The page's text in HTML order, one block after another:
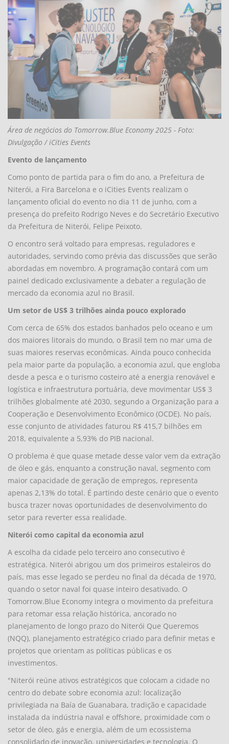
Área de negócios do Tomorrow.Blue Economy 2025 - Foto:
Divulgação / iCities Events
Evento de lançamento
Como ponto de partida para o fim do ano, a Prefeitura de
Niterói, a Fira Barcelona e o iCities Events realizam o
lançamento oficial do evento no dia 11 de junho, com a
presença do prefeito Rodrigo Neves e do Secretário Executivo
da Prefeitura de Niterói, Felipe Peixoto.
O encontro será voltado para empresas, reguladores e
autoridades, servindo como prévia das discussões que serão
abordadas em novembro. A programação contará com um
painel dedicado exclusivamente a debater a regulação de
mercado da economia azul no Brasil.
Um setor de US$ 3 trilhões ainda pouco explorado
Com cerca de 65% dos estados banhados pelo oceano e um
dos maiores litorais do mundo, o Brasil tem no mar uma de
suas maiores reservas econômicas. Ainda pouco conhecida
pela maior parte da população, a economia azul, que engloba
desde a pesca e o turismo costeiro até a energia renovável e
logística e infraestrutura portuária, deve movimentar US$ 3
trilhões globalmente até 2030, segundo a Organização para a
Cooperação e Desenvolvimento Econômico (OCDE). No país,
esse conjunto de atividades faturou R$ 415,7 bilhões em
2018, equivalente a 5,93% do PIB nacional.
O problema é que quase metade desse valor vem da extração
de óleo e gás, enquanto a construção naval, segmento com
maior capacidade de geração de empregos, representa
apenas 2,13% do total. É partindo deste cenário que o evento
busca trazer novas oportunidades de desenvolvimento do
setor para reverter essa realidade.
Niterói como capital da economia azul
A escolha da cidade pelo terceiro ano consecutivo é
estratégica. Niterói abrigou um dos primeiros estaleiros do
país, mas esse legado se perdeu no final da década de 1970,
quando o setor naval foi quase inteiro desativado. O
Tomorrow.Blue Economy integra o movimento da prefeitura
para retomar essa relação histórica, ancorado no
planejamento de longo prazo do Niterói Que Queremos
(NQQ), planejamento estratégico criado para definir metas e
projetos que orientam as políticas públicas e os
investimentos.
"Niterói reúne ativos estratégicos que colocam a cidade no
centro do debate sobre economia azul: localização
privilegiada na Baía de Guanabara, tradição e capacidade
instalada da indústria naval e offshore, proximidade com o
setor de óleo, gás e energia, além de um ecossistema
consolidado de inovação, universidades e tecnologia. O